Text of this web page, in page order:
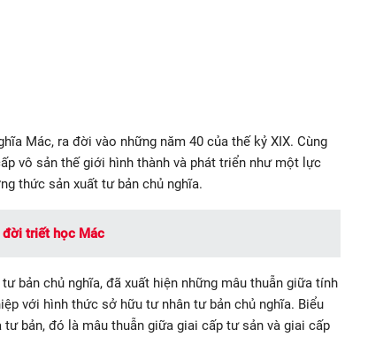
Mác, ra đời vào những năm 40 của thế kỷ XIX. Cùng
vô sản thế giới hình thành và phát triển như một lực
thức sản xuất tư bản chủ nghĩa.
đời triết học Mác
bản chủ nghĩa, đã xuất hiện những mâu thuẫn giữa tính
với hình thức sở hữu tư nhân tư bản chủ nghĩa. Biểu
bản, đó là mâu thuẫn giữa giai cấp tư sản và giai cấp